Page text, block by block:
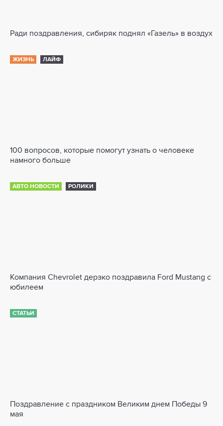
Ради поздравления, сибиряк поднял «Газель» в воздух
ЖИЗНЬ ЛАЙФ
100 вопросов, которые помогут узнать о человеке
намного больше
АВТО НОВОСТИ РОЛИКИ
Компания Chevrolet дерзко поздравила Ford Mustang с
юбилеем
СТАТЬИ
Поздравление с праздником Великим днем Победы 9
мая